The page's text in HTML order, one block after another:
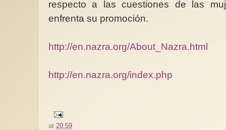
respecto a las cuestiones de las
enfrenta su promoción.
http://en.nazra.org/About_Nazra.html
http://en.nazra.org/index.php
at 20:59